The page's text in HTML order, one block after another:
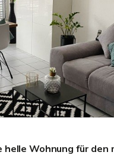
helle Wohnung für den